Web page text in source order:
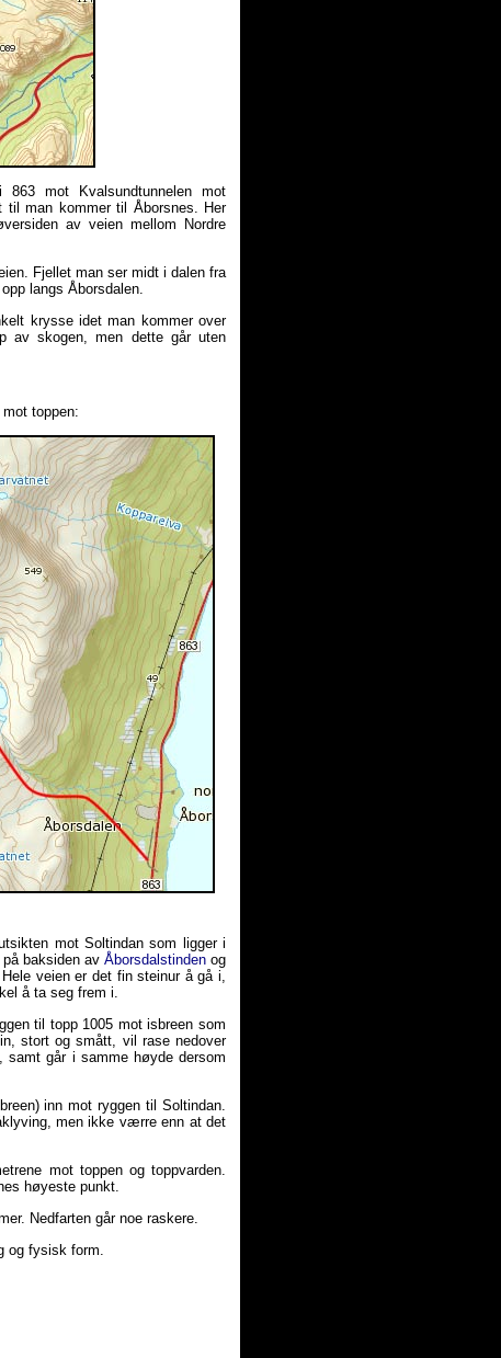
mot Kvalsundtunnelen mot
til man kommer til Åborsnes. Her
av veien mellom Nordre
Fjellet man ser midt i dalen fra
langs Åborsdalen.
krysse idet man kommer over
av skogen, men dette går uten
toppen:
mot Soltindan som ligger i
baksiden av Åborsdalstinden og
veien er det fin steinur å gå i,
å ta seg frem i.
til topp 1005 mot isbreen som
stort og smått, vil rase nedover
samt går i samme høyde dersom
inn mot ryggen til Soltindan.
men ikke værre enn at det
mot toppen og toppvarden.
høyeste punkt.
Nedfarten går noe raskere.
og fysisk form.